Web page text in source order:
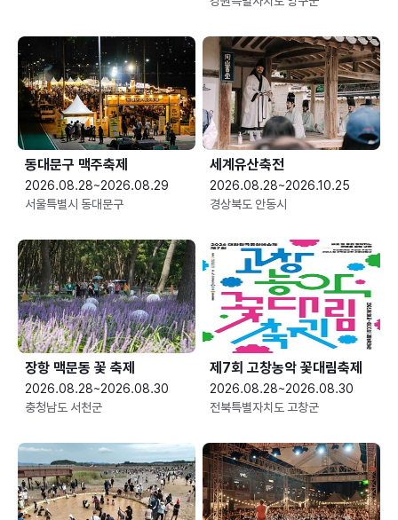
동대문구 맥주축제
2026.08.28~2026.08.29
서울특별시 동대문구
세계유산축전
2026.08.28~2026.10.25
경상북도 안동시
장항 맥문동 꽃 축제
2026.08.28~2026.08.30
충청남도 서천군
제7회 고창농악 꽃대림축제
2026.08.28~2026.08.30
전북특별자치도 고창군